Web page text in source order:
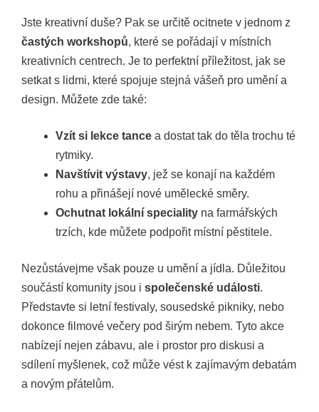
Jste kreativní duše? Pak se určitě ocitnete v jednom z
častých workshopů, které se pořádají v místních
kreativních centrech. Je to perfektní příležitost, jak se
setkat s lidmi, které spojuje stejná vášeň pro umění a
design. Můžete zde také:
Vzít si lekce tance a dostat tak do těla trochu té
rytmiky.
Navštívit výstavy, jež se konají na každém
rohu a přinášejí nové umělecké směry.
Ochutnat lokální speciality na farmářských
trzích, kde můžete podpořit místní pěstitele.
Nezůstávejme však pouze u umění a jídla. Důležitou
součástí komunity jsou i společenské události.
Představte si letní festivaly, sousedské pikniky, nebo
dokonce filmové večery pod širým nebem. Tyto akce
nabízejí nejen zábavu, ale i prostor pro diskusi a
sdílení myšlenek, což může vést k zajímavým debatám
a novým přátelům.